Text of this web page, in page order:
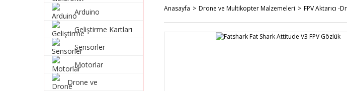
Arduino
Geliştirme Kartları
Sensörler
Motorlar
Drone ve
Anasayfa Drone ve Multikopter Malzemeleri FPV Aktarıcı -